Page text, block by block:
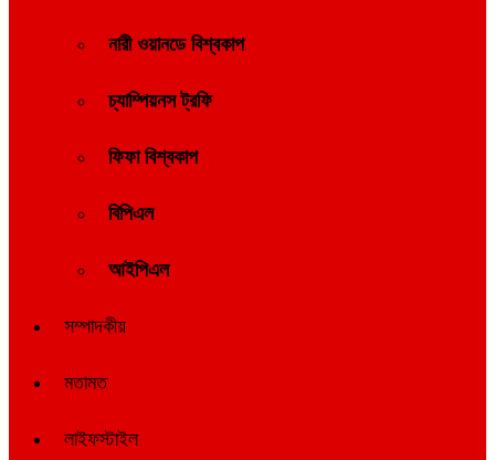
নারী ওয়ানডে বিশ্বকাপ
চ্যাম্পিয়নস ট্রফি
ফিফা বিশ্বকাপ
বিপিএল
আইপিএল
সম্পাদকীয়
মতামত
লাইফস্টাইল